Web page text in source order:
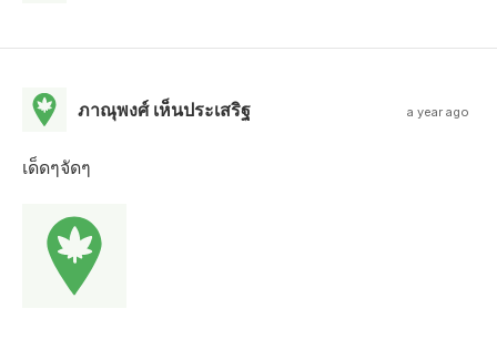
ภาณุพงศ์ เห็นประเสริฐ a year ago
เด็ดๆจัดๆ